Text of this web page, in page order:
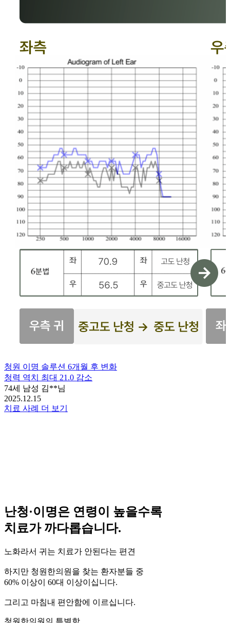
청원 이명 솔루션 6개월 후 변화
청력 역치 최대 21.0 감소
74세 남성 김**님
2025.12.15
치료 사례 더 보기
난청·이명은 연령이 높을수록
치료가 까다롭습니다.
노화라서 귀는 치료가 안된다는 편견
하지만 청원한의원을 찾는 환자분들 중
60% 이상이 60대 이상이십니다.
그리고 마침내 편안함에 이르십니다.
청원한의원의 특별함